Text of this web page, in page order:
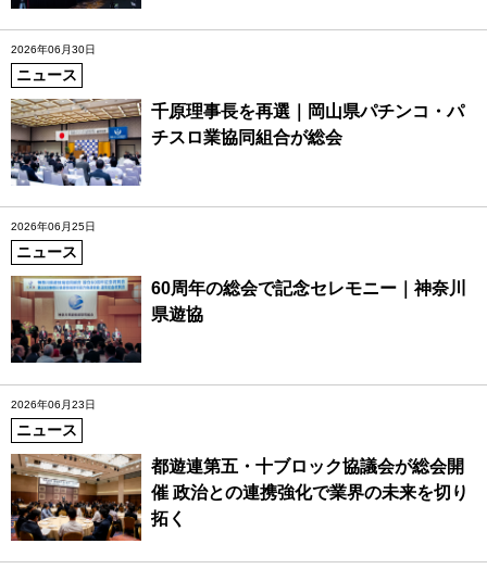
2026年06月30日
ニュース
千原理事長を再選｜岡山県パチンコ・パ
チスロ業協同組合が総会
2026年06月25日
ニュース
60周年の総会で記念セレモニー｜神奈川
県遊協
2026年06月23日
ニュース
都遊連第五・十ブロック協議会が総会開
催 政治との連携強化で業界の未来を切り
拓く